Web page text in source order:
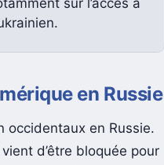
en Russie
occidentaux en Russie.
d’être bloquée pour